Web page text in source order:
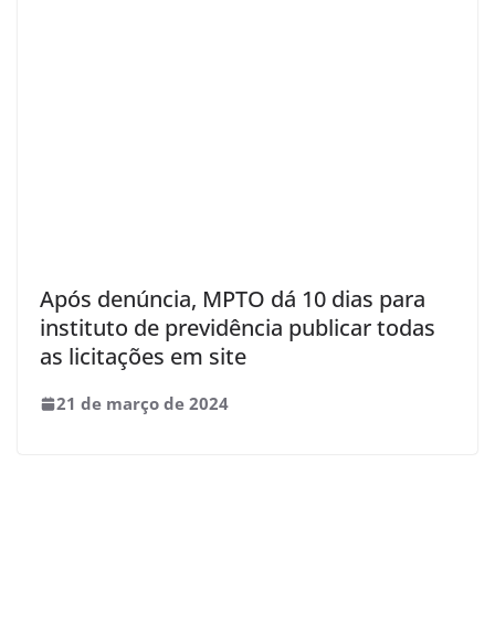
Após denúncia, MPTO dá 10 dias para
instituto de previdência publicar todas
as licitações em site
21 de março de 2024